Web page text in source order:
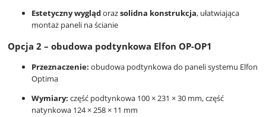
Estetyczny wyglądorazsolidna konstrukcja, ułatwiająca
montaż paneli na ścianie
Opcja 2 – obudowa podtynkowa Elfon OP-OP1
Przeznaczenie: obudowa podtynkowa do paneli systemu Elfon
Optima
Wymiary: część podtynkowa 100 × 231 × 30 mm, część
natynkowa 124 × 258 × 11 mm